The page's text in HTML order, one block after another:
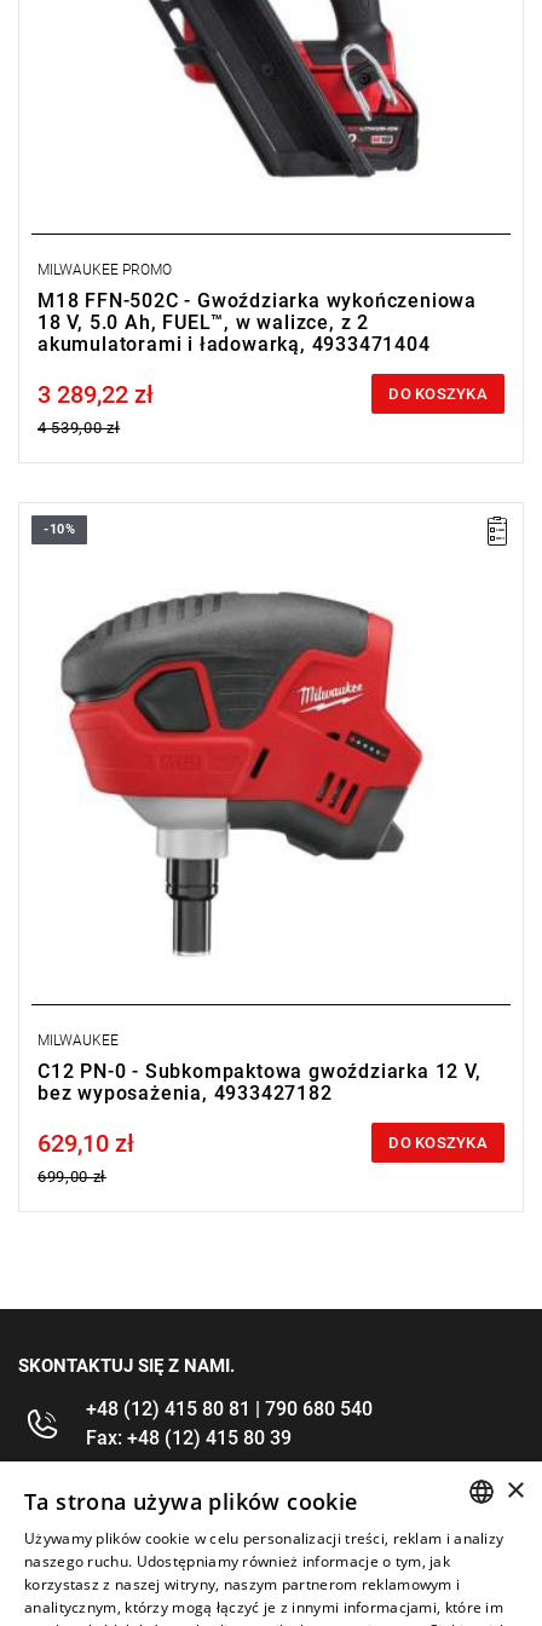
zarejestruj fakturę i odbierz dodatkowy akumulator za 2 zł.
Promocja wyłącznie dla podmiotów posiadających NIP.
Sprawdź szczegóły promocji
MILWAUKEE PROMO
M18 FFN-502C - Gwoździarka wykończeniowa
18 V, 5.0 Ah, FUEL™, w walizce, z 2
akumulatorami i ładowarką, 4933471404
Price tax included
3 289,22 zł
4 539,00 zł
DO KOSZYKA
• Napięcie: 12 V
Maks. rozmiar gwoździ: 90 mm
• Poziom natężenia hałasu i ciśnienia akustycznego: 81 / 70
dB(A)
• Typ akumulatora: Li-ion
• Ilość akumulatorów: 0
• Waga z akumulatorem: 1,6 kg
-10%
MILWAUKEE
C12 PN-0 - Subkompaktowa gwoździarka 12 V,
bez wyposażenia, 4933427182
Price tax included
629,10 zł
699,00 zł
DO KOSZYKA
SKONTAKTUJ SIĘ Z NAMI.
+48 (12) 415 80 81 | 790 680 540
Fax: +48 (12) 415 80 39
kontakt@im-narzedzia.pl
INFORMACJE
OFERTA
ENGLISH
×
Ta strona używa plików cookie
Używamy plików cookie w celu personalizacji treści, reklam i analizy
naszego ruchu. Udostępniamy również informacje o tym, jak
korzystasz z naszej witryny, naszym partnerom reklamowym i
analitycznym, którzy mogą łączyć je z innymi informacjami, które im